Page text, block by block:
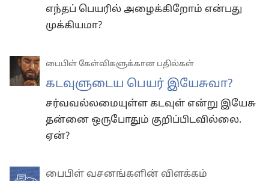
எந்தப் பெயரில் அழைக்கிறோம் என்பது
முக்கியமா?
பைபிள் கேள்விகளுக்கான பதில்கள்
கடவுளுடைய பெயர் இயேசுவா?
சர்வவல்லமையுள்ள கடவுள் என்று இயேசு
தன்னை ஒருபோதும் குறிப்பிடவில்லை.
ஏன்?
பைபிள் வசனங்களின் விளக்கம்